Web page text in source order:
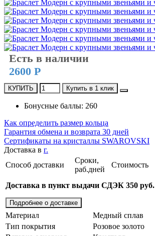
Есть в наличии
2600 Р
КУПИТЬ Купить в 1 клик
Бонусные баллы: 260
Как определить размер кольца
Гарантия обмена и возврата 30 дней
Сертификаты на кристаллы SWAROVSKI
Доставка в г.
Способ доставки
Сроки,
раб.дней
Стоимость
Доставка в пункт выдачи СДЭК 350 руб.
Подробнее о доставке
Материал
Медный сплав
Тип покрытия
Розовое золото